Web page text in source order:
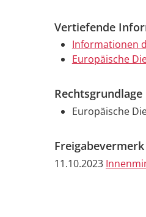
Vertiefende
Informationen
Europäische
Rechtsgrundlage
Europäische
Freigabevermerk
11.10.2023